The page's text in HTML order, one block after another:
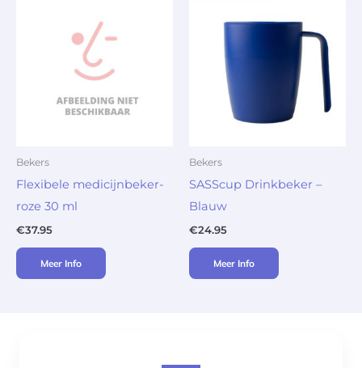
Bekers
Flexibele medicijnbeker-
roze 30 ml
€37.95
Meer Info
Bekers
SASScup Drinkbeker –
Blauw
€24.95
Meer Info